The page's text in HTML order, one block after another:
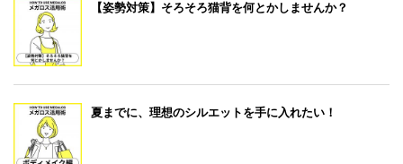
【姿勢対策】そろそろ猫背を何とかしませんか？
夏までに、理想のシルエットを手に入れたい！